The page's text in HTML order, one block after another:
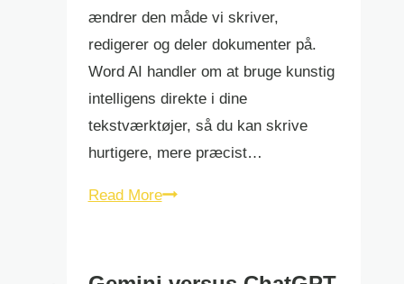
ændrer den måde vi skriver,
redigerer og deler dokumenter på.
Word AI handler om at bruge kunstig
intelligens direkte i dine
tekstværktøjer, så du kan skrive
hurtigere, mere præcist…
Read MoreWord